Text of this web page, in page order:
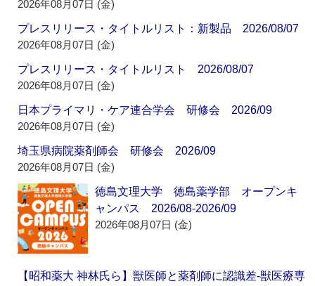
2026年08月07日 (金)
プレスリリース・タイトルリスト：新製品 2026/08/07
2026年08月07日 (金)
プレスリリース・タイトルリスト 2026/08/07
2026年08月07日 (金)
日本プライマリ・ケア連合学会 研修会 2026/09
2026年08月07日 (金)
埼玉県病院薬剤師会 研修会 2026/09
2026年08月07日 (金)
徳島文理大学 徳島薬学部 オープンキ
ャンパス 2026/08-2026/09
2026年08月07日 (金)
【昭和薬大 神林氏ら】獣医師と薬剤師に認識差‐獣医療専